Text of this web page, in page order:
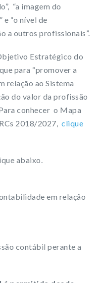
“a imagem do
“o nível de
a outros profissionais”.
Estratégico do
para “promover a
relação ao Sistema
do valor da profissão
conhecer o Mapa
2018/2027, clique
abaixo.
em relação
contábil perante a